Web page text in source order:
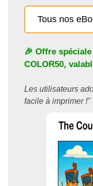
Tous nos
🎉 Offre
COLOR50,
Les utilisateurs
facile à imprimer !"